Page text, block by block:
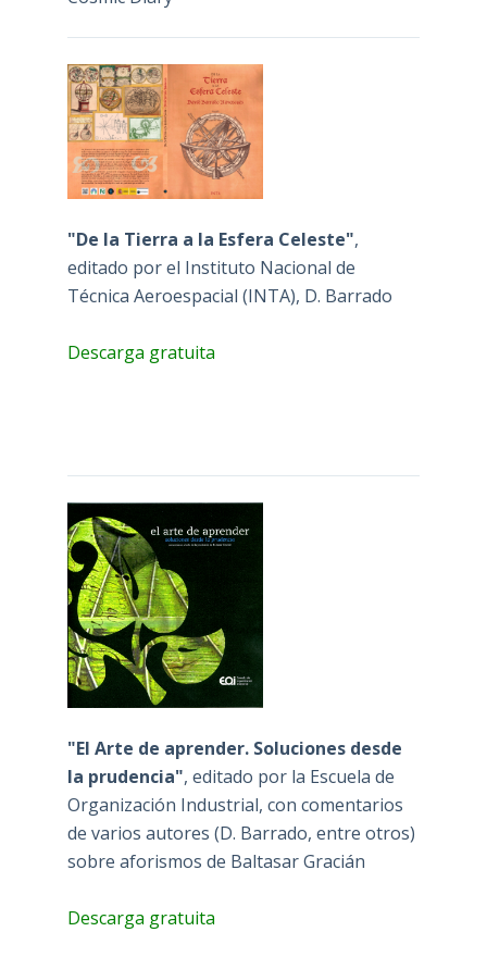
"De la Tierra a la Esfera Celeste",
editado por el Instituto Nacional de
Técnica Aeroespacial (INTA), D. Barrado
Descarga gratuita
"El Arte de aprender. Soluciones desde
la prudencia", editado por la Escuela de
Organización Industrial, con comentarios
de varios autores (D. Barrado, entre otros)
sobre aforismos de Baltasar Gracián
Descarga gratuita